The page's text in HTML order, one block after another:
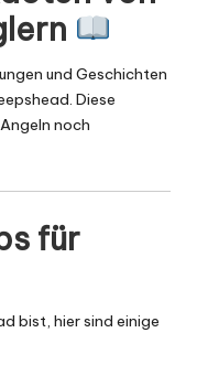
und Geschichten
Diese
noch
für
bist, hier sind einige